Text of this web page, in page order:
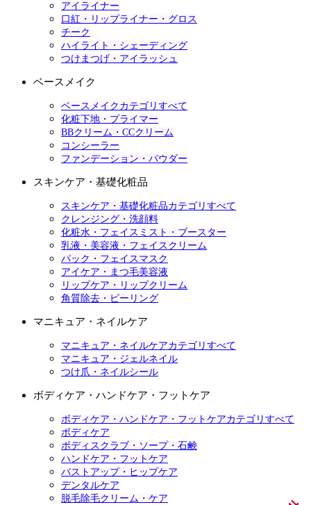
アイライナー
口紅・リップライナー・グロス
チーク
ハイライト・シェーディング
つけまつげ・アイラッシュ
ベースメイク
ベースメイクカテゴリすべて
化粧下地・プライマー
BBクリーム・CCクリーム
コンシーラー
ファンデーション・パウダー
スキンケア・基礎化粧品
スキンケア・基礎化粧品カテゴリすべて
クレンジング・洗顔料
化粧水・フェイスミスト・ブースター
乳液・美容液・フェイスクリーム
パック・フェイスマスク
アイケア・まつ毛美容液
リップケア・リップクリーム
角質除去・ピーリング
マニキュア・ネイルケア
マニキュア・ネイルケアカテゴリすべて
マニキュア・ジェルネイル
つけ爪・ネイルシール
ボディケア・ハンドケア・フットケア
ボディケア・ハンドケア・フットケアカテゴリすべて
ボディケア
ボディスクラブ・ソープ・石鹸
ハンドケア・フットケア
バストアップ・ヒップケア
デンタルケア
脱毛除毛クリーム・ケア